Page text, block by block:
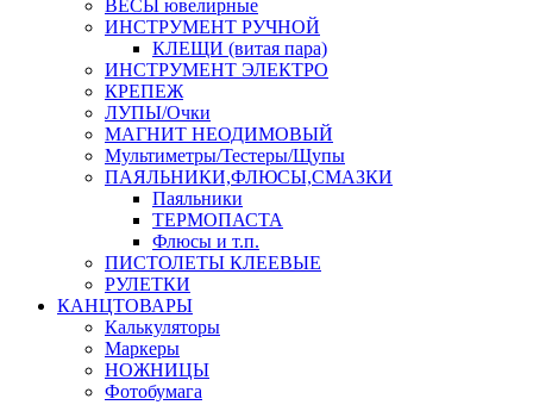
ВЕСЫ ювелирные
ИНСТРУМЕНТ РУЧНОЙ
КЛЕЩИ (витая пара)
ИНСТРУМЕНТ ЭЛЕКТРО
КРЕПЕЖ
ЛУПЫ/Очки
МАГНИТ НЕОДИМОВЫЙ
Мультиметры/Тестеры/Щупы
ПАЯЛЬНИКИ,ФЛЮСЫ,СМАЗКИ
Паяльники
ТЕРМОПАСТА
Флюсы и т.п.
ПИСТОЛЕТЫ КЛЕЕВЫЕ
РУЛЕТКИ
КАНЦТОВАРЫ
Калькуляторы
Маркеры
НОЖНИЦЫ
Фотобумага